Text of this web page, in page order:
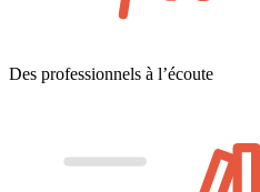
Des professionnels à l’écoute